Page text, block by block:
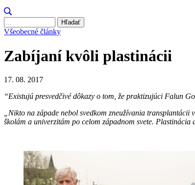
Hľadať
Všeobecné články
Zabíjaní kvôli plastinácii
17. 08. 2017
“Existujú presvedčivé dôkazy o tom, že praktizujúci Falun
„Nikto na západe nebol svedkom zneužívania
školám a univerzitám po celom západnom svete.